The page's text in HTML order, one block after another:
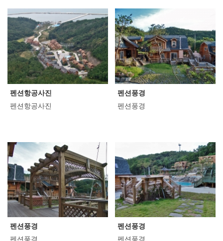
펜션항공사진
펜션항공사진
펜션풍경
펜션풍경
펜션풍경
펜션풍경
펜션풍경
펜션풍경